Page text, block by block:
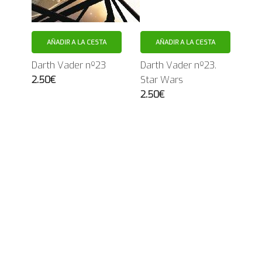
AÑADIR A LA CESTA
Darth Vader nº23
2.50€
AÑADIR A LA CESTA
Darth Vader nº23.
Star Wars
2.50€